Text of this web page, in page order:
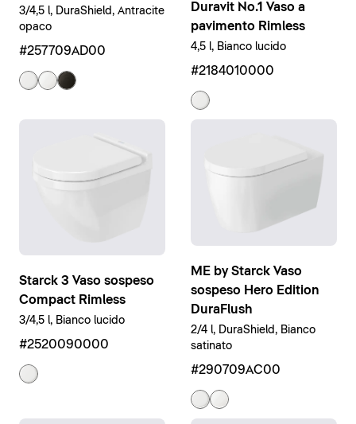
3/4,5 l, DuraShield, Antracite
opaco
#257709AD00
Duravit No.1 Vaso a
pavimento Rimless
4,5 l, Bianco lucido
#2184010000
Starck 3 Vaso sospeso
Compact Rimless
3/4,5 l, Bianco lucido
#2520090000
ME by Starck Vaso
sospeso Hero Edition
DuraFlush
2/4 l, DuraShield, Bianco
satinato
#290709AC00